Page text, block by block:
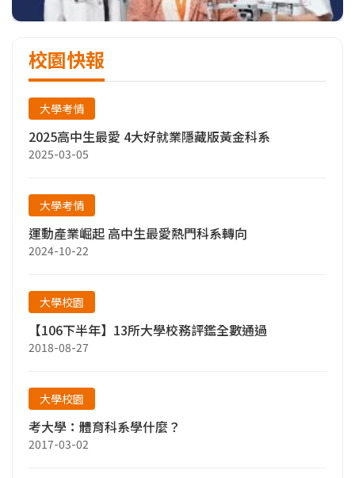
校園快報
大學考情
2025高中生最愛 4大好就業隱藏版黃金科系
2025-03-05
大學考情
運動產業崛起 高中生最愛熱門科系轉向
2024-10-22
大學校園
【106下半年】13所大學校務評鑑全數通過
2018-08-27
大學校園
考大學：體育科系學什麼？
2017-03-02